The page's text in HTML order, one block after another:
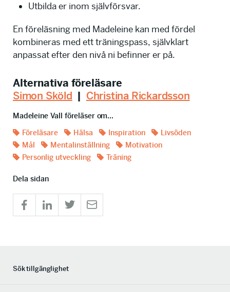
Utbilda er inom självförsvar.
En föreläsning med Madeleine kan med fördel
kombineras med ett träningspass, självklart
anpassat efter den nivå ni befinner er på.
Alternativa föreläsare
Simon Sköld | Christina Rickardsson
Madeleine Vall föreläser om...
Föreläsare
Hälsa Inspiration
Livsöden
Mål
Mentalinställning
Motivation
Personlig utveckling
Träning
Dela sidan
Sök tillgänglighet